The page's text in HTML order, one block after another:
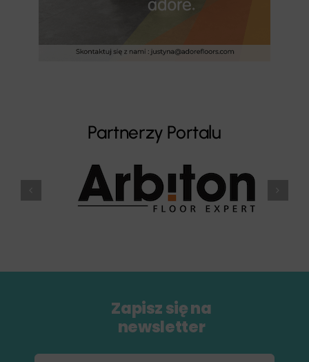
Partnerzy Portalu
Zapisz się na
newsletter